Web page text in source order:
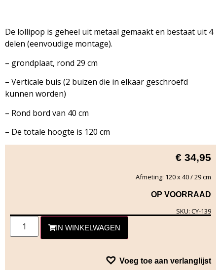
De lollipop is geheel uit metaal gemaakt en bestaat uit 4
delen (eenvoudige montage).
– grondplaat, rond 29 cm
– Verticale buis (2 buizen die in elkaar geschroefd
kunnen worden)
– Rond bord van 40 cm
– De totale hoogte is 120 cm
€ 34,95
Afmeting: 120 x 40 / 29 cm
OP VOORRAAD
SKU: CY-139
IN WINKELWAGEN
Voeg toe aan verlanglijst